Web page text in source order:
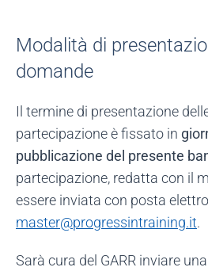
Modalità di
domande
Il termine di presentazione
partecipazione è fissato in
pubblicazione del presente
partecipazione, redatta con il
essere inviata con posta
master@progressintraining.it.
Sarà cura del GARR inviare